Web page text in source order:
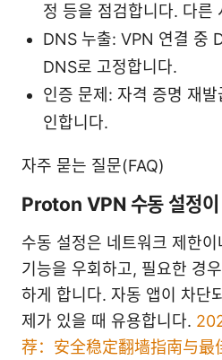
정 등을 점검합니다. 다른
DNS 누출: VPN 연결 중
DNS로 고정합니다.
인증 문제: 자격 증명 재
인합니다.
자주 묻는 질문(FAQ)
Proton VPN 수동 설정이
수동 설정은 네트워크 제한
기능을 우회하고, 필요한 경
하게 합니다. 자동 앱이 차단
제가 있을 때 유용합니다.
荐：安全稳定翻墙指南与最